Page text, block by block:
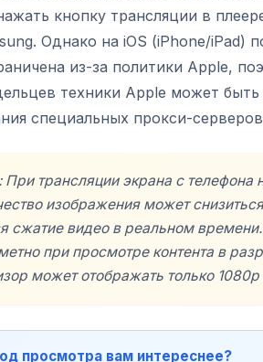
кнопку трансляции в
Однако на iOS (iPhone/iPad)
из-за политики Apple,
техники Apple может
специальных прокси-
трансляции экрана с телефона
изображения может
сжатие видео в реальном
при просмотре контента в
может отображать только
просмотра вам интереснее?